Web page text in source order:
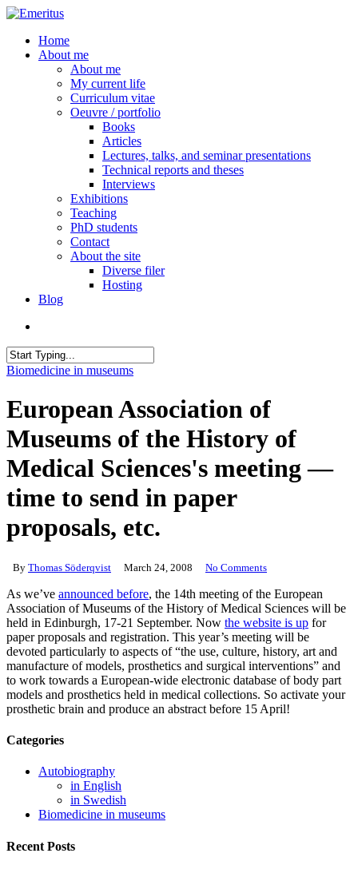
Skip
main
content
search
Menu
Home
About me
About me
My current life
Curriculum vitae
Oeuvre / portfolio
Books
Articles
Lectures, talks, and seminar presentations
Technical reports and theses
Interviews
Exhibitions
Teaching
PhD students
Contact
About the site
Diverse filer
Hosting
Blog
Close
Biomedicine in museums
European Association of
Museums of the History of
Medical Sciences's meeting —
time to send in paper
proposals, etc.
By Thomas Söderqvist March 24, 2008 No Comments
As we’ve announced before, the 14th meeting of the European
Association of Museums of the History of Medical Sciences will be
held in Edinburgh, 17-21 September. Now the website is up for
paper proposals and registration. This year’s meeting will be
devoted particularly to aspects of “the use, culture, history, art and
manufacture of models, prosthetics and surgical interventions” and
to work towards a European-wide electronic database of body part
models and prosthetics held in medical collections. So activate your
prosthetic brain and produce an abstract before 15 April!
Categories
Autobiography
in English
in Swedish
Biomedicine in museums
Recent Posts